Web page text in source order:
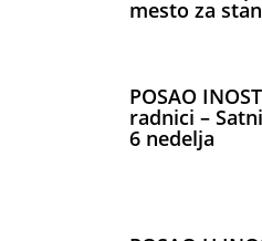
mesto za
POSAO
radnici –
6 nedelja